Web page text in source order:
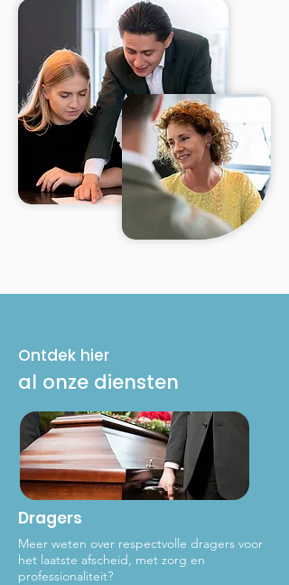
Ontdek hier
al onze diensten
Dragers
Meer weten over respectvolle dragers voor
het laatste afscheid, met zorg en
professionaliteit?